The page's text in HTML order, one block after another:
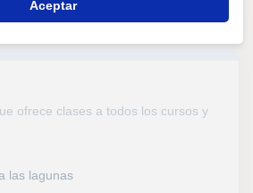
ofrece clases a todos los cursos y
las lagunas
Aceptar